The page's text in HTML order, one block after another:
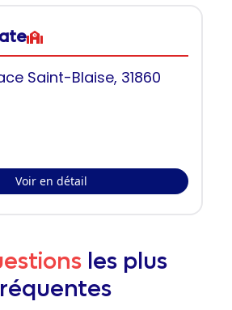
Saint-Blaise, 31860
Voir en détail
les plus